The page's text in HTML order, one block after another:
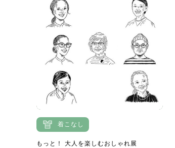
着こなし
もっと！ 大人を楽しむおしゃれ展